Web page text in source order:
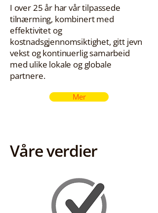
I over 25 år har vår tilpassede
tilnærming, kombinert med
effektivitet og
kostnadsgjennomsiktighet, gitt jevn
vekst og kontinuerlig samarbeid
med ulike lokale og globale
partnere.
Mer
Våre verdier